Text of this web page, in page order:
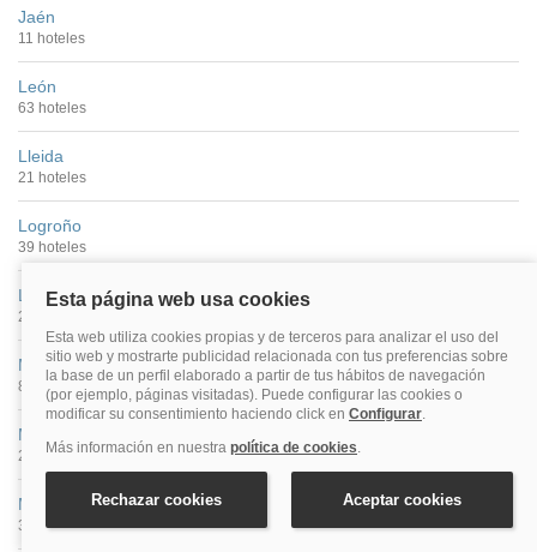
Jaén
11 hoteles
León
63 hoteles
Lleida
21 hoteles
Logroño
39 hoteles
Lugo
26 hoteles
Madrid
877 hoteles
Málaga
269 hoteles
Murcia
33 hoteles